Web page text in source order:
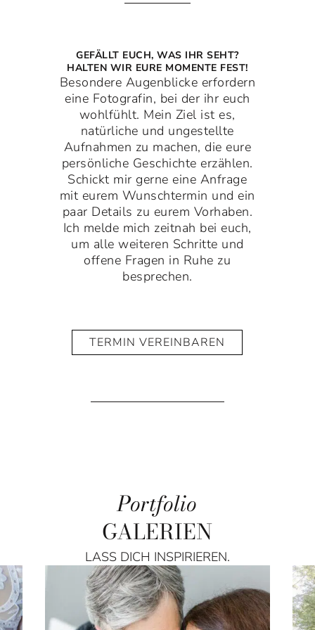
GEFÄLLT EUCH, WAS IHR SEHT?
HALTEN WIR EURE MOMENTE FEST!
Besondere Augenblicke erfordern
eine Fotografin, bei der ihr euch
wohlfühlt. Mein Ziel ist es,
natürliche und ungestellte
Aufnahmen zu machen, die eure
persönliche Geschichte erzählen.
Schickt mir gerne eine Anfrage
mit eurem Wunschtermin und ein
paar Details zu eurem Vorhaben.
Ich melde mich zeitnah bei euch,
um alle weiteren Schritte und
offene Fragen in Ruhe zu
besprechen.
TERMIN VEREINBAREN
Portfolio
GALERIEN
LASS DICH INSPIRIEREN.